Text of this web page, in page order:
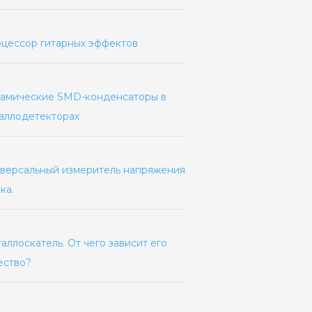
гитарных эффектов
SMD-конденсаторы в
измеритель напряжения
От чего зависит его